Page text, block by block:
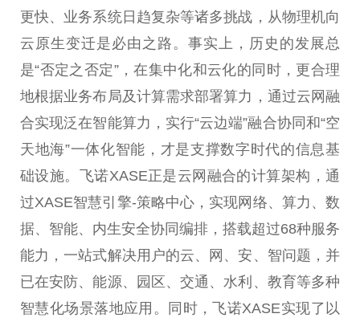
更快、业务系统日趋复杂等诸多挑战，从物理机向
云原生变迁是必由之路。事实上，历史的发展总
是“否定之否定”，在集中化和云化的同时，更合理
地根据业务布局及计算需求部署算力，通过云网融
合实现泛在智能算力，实行“云边端”融合协同和“空
天地海”一体化智能，才是支撑数字时代的信息基
础设施。飞诺XASE正是云网融合的计算架构，通
过XASE智慧引擎-策略中心，实现网络、算力、数
据、智能、内生安全协同编排，搭载超过68种服务
能力，一站式解决用户的云、网、安、智问题，并
已在安防、能源、园区、交通、水利、教育等多种
智慧化场景落地应用。同时，飞诺XASE实现了以